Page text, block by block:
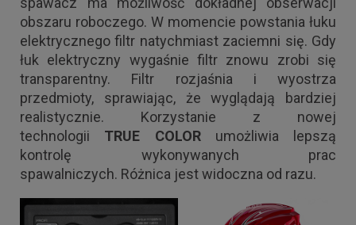
obszaru roboczego. W momencie powstania łuku
elektrycznego filtr natychmiast zaciemni się. Gdy
łuk elektryczny wygaśnie filtr znowu zrobi się
transparentny. Filtr rozjaśnia i wyostrza
przedmioty, sprawiając, że wyglądają bardziej
realistycznie. Korzystanie z nowej
technologii TRUE COLORumożliwia lepszą
kontrolę wykonywanych prac
spawalniczych. Różnica jest widoczna od razu.